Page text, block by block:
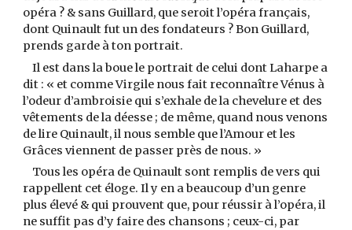
opéra ? & sans Guillard, que seroit l’opéra français,
dont Quinault fut un des fondateurs ? Bon Guillard,
prends garde à ton portrait.
Il est dans la boue le portrait de celui dont Laharpe a
dit : « et comme Virgile nous fait reconnaître Vénus à
l’odeur d’ambroisie qui s’exhale de la chevelure et des
vêtements de la déesse ; de même, quand nous venons
de lire Quinault, il nous semble que l’Amour et les
Grâces viennent de passer près de nous. »
Tous les opéra de Quinault sont remplis de vers qui
rappellent cet éloge. Il y en a beaucoup d’un genre
plus élevé & qui prouvent que, pour réussir à l’opéra, il
ne suffit pas d’y faire des chansons ; ceux-ci, par